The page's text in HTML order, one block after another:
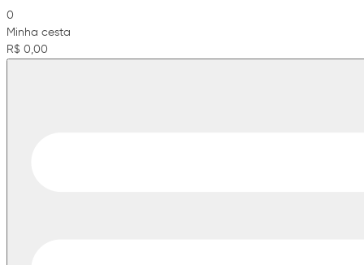
0
Minha cesta
R$ 0,00